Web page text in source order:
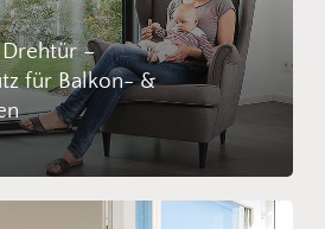
–
für Balkon- &